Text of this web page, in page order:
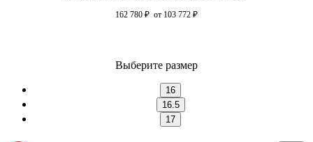
162 780 ₽ от 103 772 ₽
Выберите размер
16
16.5
17